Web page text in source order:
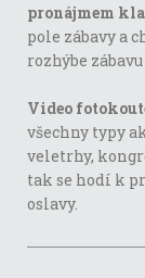
pronájmem
pole zábavy a
rozhýbe
Video
všechny typy
veletrhy,
tak se hodí k
oslavy.